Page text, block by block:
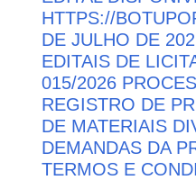
HTTPS://
DE JULHO DE
EDITAIS DE
015/2026
REGISTRO DE
DE MATERIAIS
DEMANDAS DA
TERMOS E